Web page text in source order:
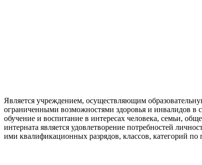
Является учреждением, осуществляющим
ограниченными возможностями здоровья и инвалидов в
обучение и воспитание в интересах человека, семьи,
интерната является удовлетворение потребностей
ими квалификационных разрядов, классов, категорий